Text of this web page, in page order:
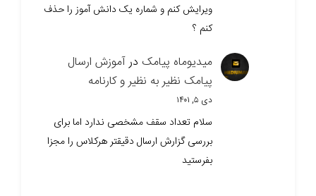
ویرایش کنم و شماره یک دانش آموز را حذف
کنم ؟
میدیوماه پیامک درآموزش ارسال
پیامک نظیر به نظیر و کارنامه
دی ۵, ۱۴۰۱
سلام تعداد سقف مشخصی ندارد اما برای
بررسی گزارش ارسال دقیقتر هرکلاس را مجزا
بفرستید